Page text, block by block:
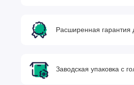
Расширенная гарантия
Заводская упаковка с